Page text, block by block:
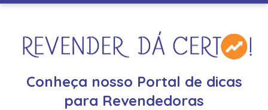
Conheça nosso Portal de dicas
para Revendedoras